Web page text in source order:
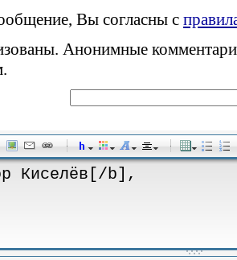
Вы согласны с
Анонимные
-
-
-
-
-
-
-
-